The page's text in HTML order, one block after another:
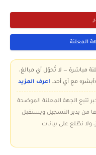
المعلنة
مباشرة — لا تُحوّل أي مبالغ،
مع أي أحد. اعرف المزيد
تتبع الجهة المعلنة الموضحة
من يدير التسجيل ويستقبل
ولا نطّلع على بيانات